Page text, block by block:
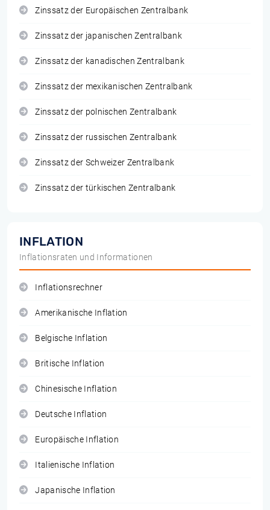
Zinssatz der Europäischen Zentralbank
Zinssatz der japanischen Zentralbank
Zinssatz der kanadischen Zentralbank
Zinssatz der mexikanischen Zentralbank
Zinssatz der polnischen Zentralbank
Zinssatz der russischen Zentralbank
Zinssatz der Schweizer Zentralbank
Zinssatz der türkischen Zentralbank
INFLATION
Inflationsraten und Informationen
Inflationsrechner
Amerikanische Inflation
Belgische Inflation
Britische Inflation
Chinesische Inflation
Deutsche Inflation
Europäische Inflation
Italienische Inflation
Japanische Inflation